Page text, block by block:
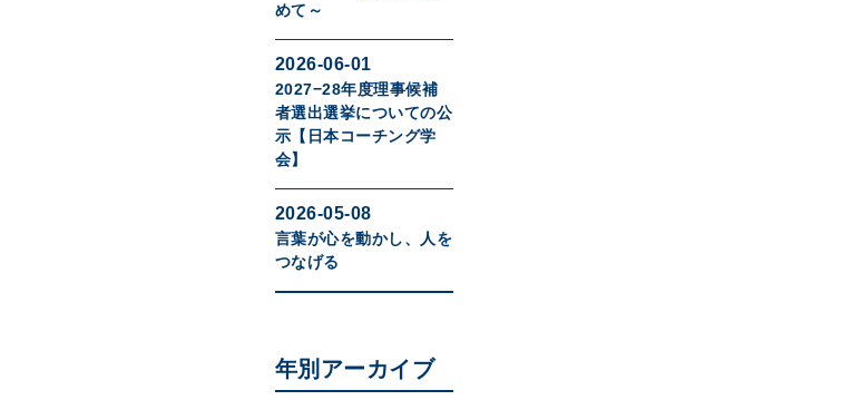
めて～
2026-06-01
2027−28年度理事候補
者選出選挙についての公
示【日本コーチング学
会】
2026-05-08
言葉が心を動かし、人を
つなげる
年別アーカイブ